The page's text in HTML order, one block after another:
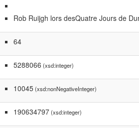
Rob Ruijgh lors desQuatre Jours de
64
5288066 (xsd:integer)
10045(xsd:nonNegativeInteger)
190634797(xsd:integer)